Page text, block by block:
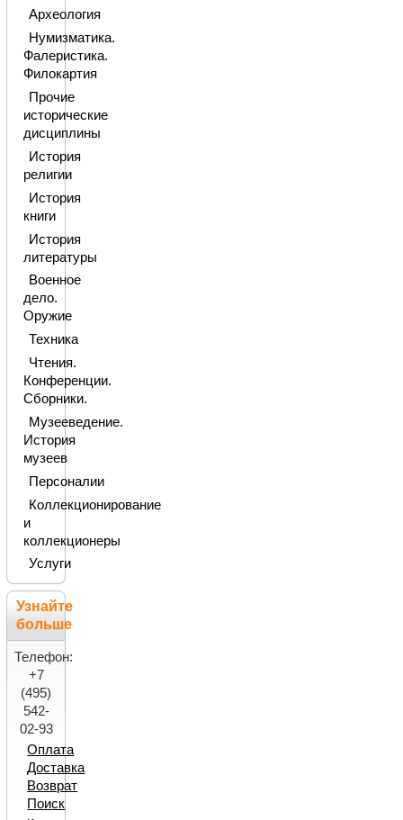
Археология
Нумизматика.
Фалеристика.
Филокартия
Прочие
исторические
дисциплины
История
религии
История
книги
История
литературы
Военное
дело.
Оружие
Техника
Чтения.
Конференции.
Сборники.
Музееведение.
История
музеев
Персоналии
Коллекционирование
и
коллекционеры
Услуги
Узнайте
больше
Телефон:
+7
(495)
542-
02-93
Оплата
Доставка
Возврат
Поиск